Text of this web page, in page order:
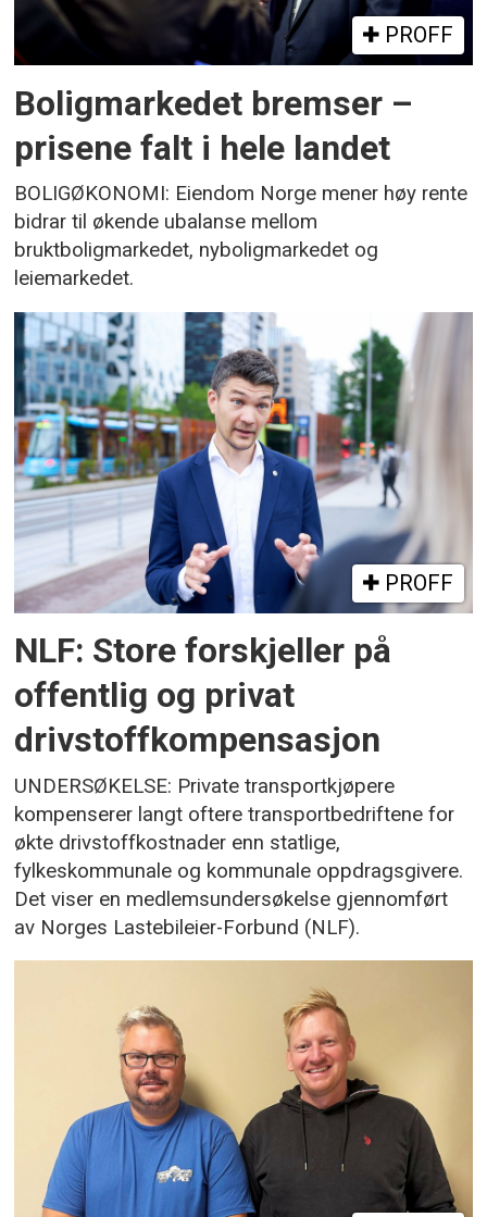
PROFF
Boligmarkedet bremser –
prisene falt i hele landet
BOLIGØKONOMI: Eiendom Norge mener høy rente
bidrar til økende ubalanse mellom
bruktboligmarkedet, nyboligmarkedet og
leiemarkedet.
PROFF
NLF: Store forskjeller på
offentlig og privat
drivstoffkompensasjon
UNDERSØKELSE: Private transportkjøpere
kompenserer langt oftere transportbedriftene for
økte drivstoffkostnader enn statlige,
fylkeskommunale og kommunale oppdragsgivere.
Det viser en medlemsundersøkelse gjennomført
av Norges Lastebileier-Forbund (NLF).